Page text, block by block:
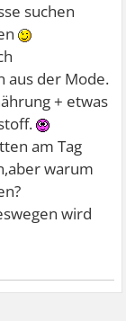
suchen
aus der Mode.
+ etwas
am Tag
warum
wird